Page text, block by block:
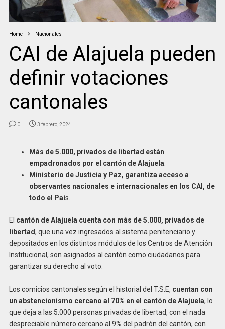
Home Nacionales
CAI de Alajuela pueden
definir votaciones
cantonales
0 3 febrero, 2024
Más de 5.000, privados de libertad están
empadronados por el cantón de Alajuela
Ministerio de Justicia y Paz, garantiza acceso a
observantes nacionales e internacionales en los CAI, de
todo el País.
El cantón de Alajuela cuenta con más de 5.000, privados de
libertad, que una vez ingresados al sistema penitenciario y
depositados en los distintos módulos de los Centros de Atención
Institucional, son asignados al cantón como ciudadanos para
garantizar su derecho al voto.
Los comicios cantonales según el historial del T.S.E, cuentan con
un abstencionismo cercano al 70% en el cantón de Alajuela, lo
que deja a las 5.000 personas privadas de libertad, con el nada
despreciable número cercano al 9% del padrón del cantón, con